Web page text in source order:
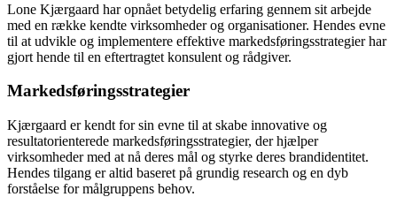
Lone Kjærgaard har opnået betydelig erfaring gennem sit arbejde
med en række kendte virksomheder og organisationer. Hendes evne
til at udvikle og implementere effektive markedsføringsstrategier har
gjort hende til en eftertragtet konsulent og rådgiver.
Markedsføringsstrategier
Kjærgaard er kendt for sin evne til at skabe innovative og
resultatorienterede markedsføringsstrategier, der hjælper
virksomheder med at nå deres mål og styrke deres brandidentitet.
Hendes tilgang er altid baseret på grundig research og en dyb
forståelse for målgruppens behov.